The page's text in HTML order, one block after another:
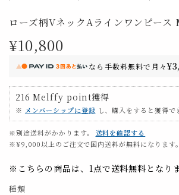
ローズ柄VネックAラインワンピース
¥10,800
なら 手数料無料で 月々
216 Melffy point獲得
※ メンバーシップに登録 し、購入をすると獲得で
※別途送料がかかります。
送料を確認する
※¥9,000以上のご注文で国内送料が無料になります。
※こちらの商品は、1点で送料無料 となり
種類